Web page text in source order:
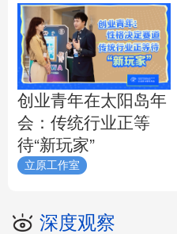
创业青年在太阳岛年
会：传统行业正等
待“新玩家”
立原工作室
深度观察